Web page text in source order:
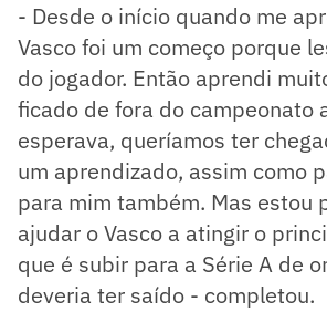
- Desde o início quando me
Vasco foi um começo porque
do jogador. Então aprendi
ficado de fora do campeonato
esperava, queríamos ter
um aprendizado, assim como
para mim também. Mas estou
ajudar o Vasco a atingir o
que é subir para a Série A de
deveria ter saído - completou.